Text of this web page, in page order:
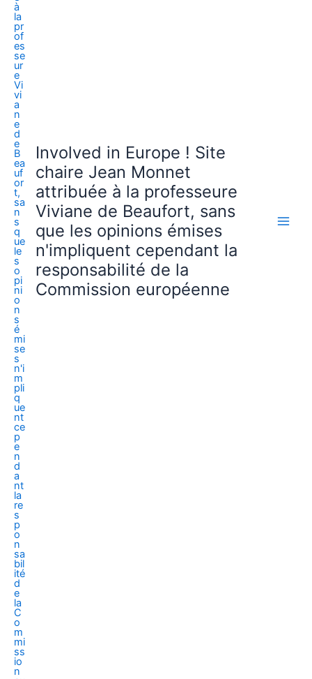
Involved in Europe ! Site
chaire Jean Monnet
attribuée à la professeure
Viviane de Beaufort, sans
que les opinions émises
n'impliquent cependant la
responsabilité de la
Commission européenne